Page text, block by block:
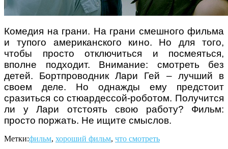
Комедия на грани. На грани смешного фильма
и тупого американского кино. Но для того,
чтобы просто отключиться и посмеяться,
вполне подходит. Внимание: смотреть без
детей. Бортпроводник Лари Гей – лучший в
своем деле. Но однажды ему предстоит
сразиться со стюардессой-роботом. Получится
ли у Лари отстоять свою работу? Фильм:
просто поржать. Не ищите смыслов.
Метки:фильм, хороший фильм, что смотреть